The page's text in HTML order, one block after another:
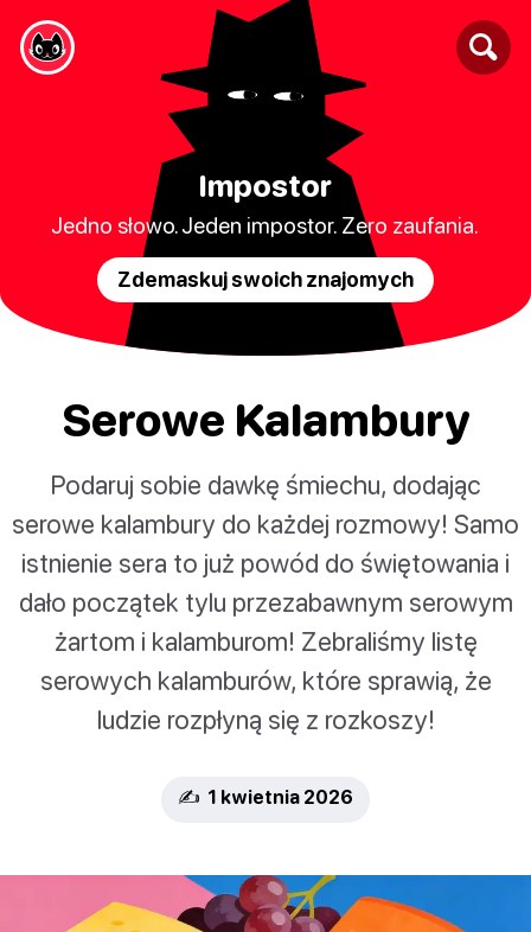
Impostor
Jedno słowo. Jeden impostor. Zero zaufania.
Zdemaskuj swoich znajomych
Serowe Kalambury
Podaruj sobie dawkę śmiechu, dodając
serowe kalambury do każdej rozmowy! Samo
istnienie sera to już powód do świętowania i
dało początek tylu przezabawnym serowym
żartom i kalamburom! Zebraliśmy listę
serowych kalamburów, które sprawią, że
ludzie rozpłyną się z rozkoszy!
✍️ 1 kwietnia 2026